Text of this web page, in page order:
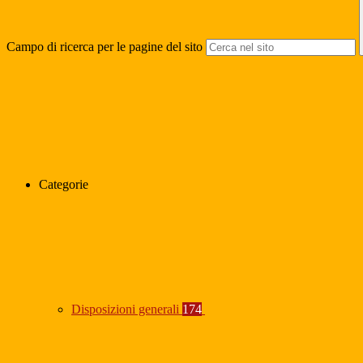
Campo di ricerca per le pagine del sito
Categorie
Disposizioni generali 174